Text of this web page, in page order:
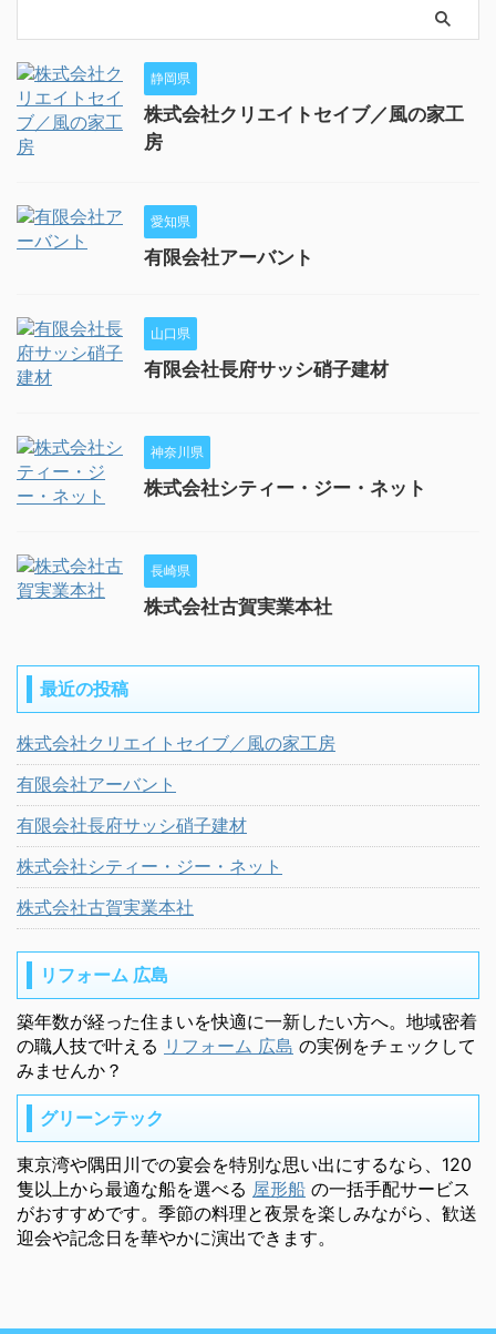
静岡県
株式会社クリエイトセイブ／風の家工
房
愛知県
有限会社アーバント
山口県
有限会社長府サッシ硝子建材
神奈川県
株式会社シティー・ジー・ネット
長崎県
株式会社古賀実業本社
最近の投稿
株式会社クリエイトセイブ／風の家工房
有限会社アーバント
有限会社長府サッシ硝子建材
株式会社シティー・ジー・ネット
株式会社古賀実業本社
リフォーム 広島
築年数が経った住まいを快適に一新したい方へ。地域密着
の職人技で叶える リフォーム 広島 の実例をチェックして
みませんか？
グリーンテック
東京湾や隅田川での宴会を特別な思い出にするなら、120
隻以上から最適な船を選べる 屋形船 の一括手配サービス
がおすすめです。季節の料理と夜景を楽しみながら、歓送
迎会や記念日を華やかに演出できます。